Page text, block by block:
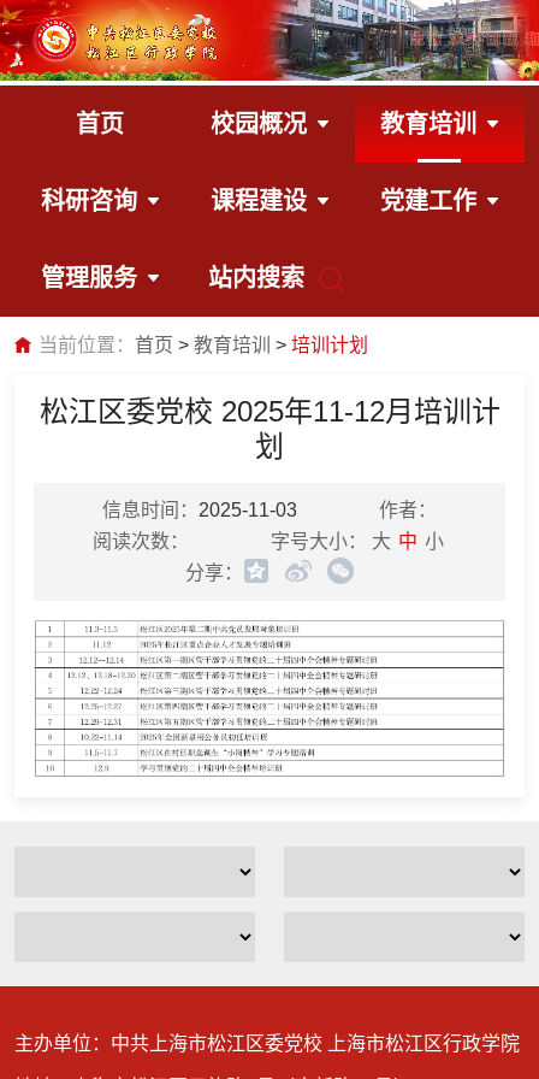
首页 校园概况 教育培训
科研咨询 课程建设 党建工作
管理服务 站内搜索
当前位置： 首页 教育培训 培训计划
松江区委党校 2025年11-12月培训计
划
信息时间： 2025-11-03
作者：
阅读次数：
字号大小： 大 中 小
分享：
主办单位：中共上海市松江区委党校 上海市松江区行政学院